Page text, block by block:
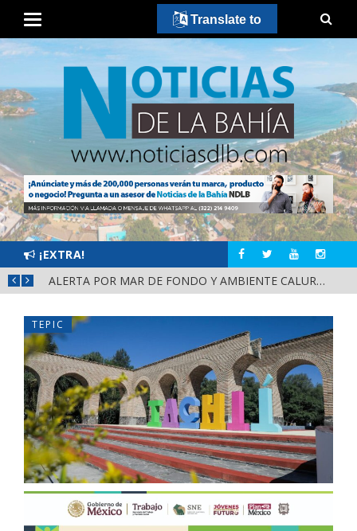
¡EXTRA!
ALERTA POR MAR DE FONDO Y AMBIENTE CALUROSO EN BAHÍA DE BANDERAS
TEPIC
Translate to